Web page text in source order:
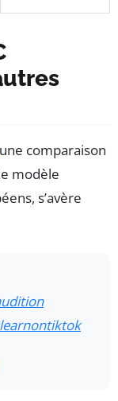
comparaison
modèle
s’avère